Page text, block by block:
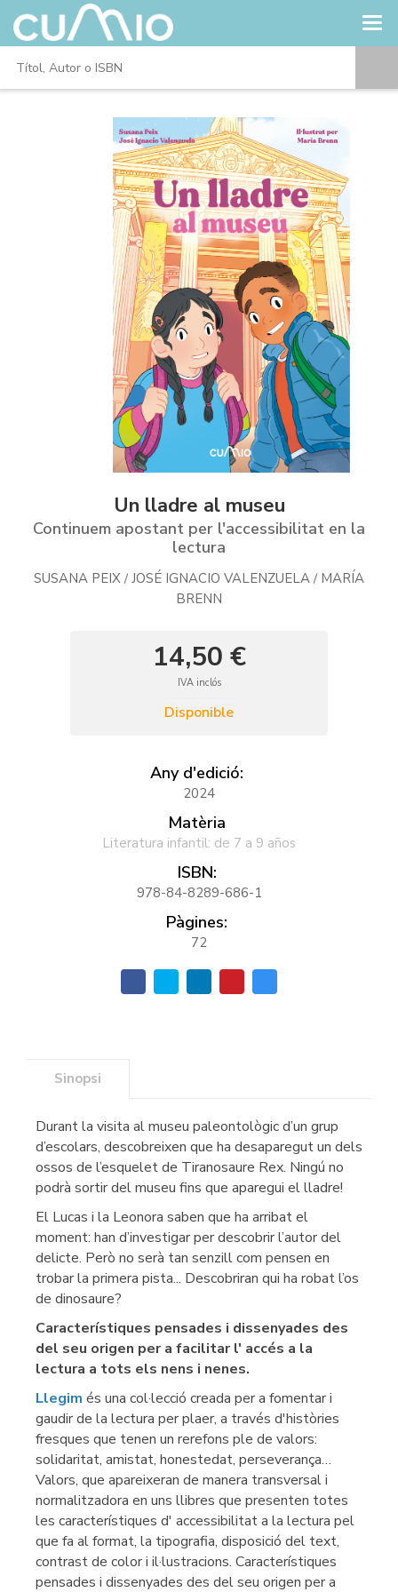
Un lladre al museu
Continuem apostant per l'accessibilitat en la
lectura
SUSANA PEIX / JOSÉ IGNACIO VALENZUELA / MARÍA
BRENN
14,50 €
IVA inclós
Disponible
Any d'edició:
2024
Matèria
Literatura infantil: de 7 a 9 años
ISBN:
978-84-8289-686-1
Pàgines:
72
Sinopsi
Durant la visita al museu paleontològic d’un grup
d’escolars, descobreixen que ha desaparegut un dels
ossos de l’esquelet de Tiranosaure Rex. Ningú no
podrà sortir del museu fins que aparegui el lladre!
El Lucas i la Leonora saben que ha arribat el
moment: han d’investigar per descobrir l’autor del
delicte. Però no serà tan senzill com pensen en
trobar la primera pista... Descobriran qui ha robat l’os
de dinosaure?
Característiques pensades i dissenyades des
del seu origen per a facilitar l' accés a la
lectura a tots els nens i nenes.
Llegim és una col·lecció creada per a fomentar i
gaudir de la lectura per plaer, a través d'històries
fresques que tenen un rerefons ple de valors:
solidaritat, amistat, honestedat, perseverança…
Valors, que apareixeran de manera transversal i
normalitzadora en uns llibres que presenten totes
les característiques d' accessibilitat a la lectura pel
que fa al format, la tipografia, disposició del text,
contrast de color i il·lustracions. Característiques
pensades i dissenyades des del seu origen per a